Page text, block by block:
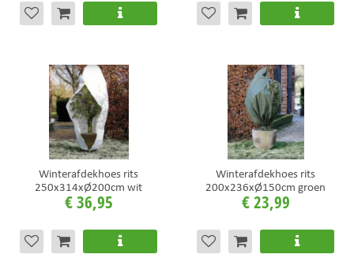
Winterafdekhoes rits
250x314xØ200cm wit
€36,95
Winterafdekhoes rits
200x236xØ150cm groen
€23,99